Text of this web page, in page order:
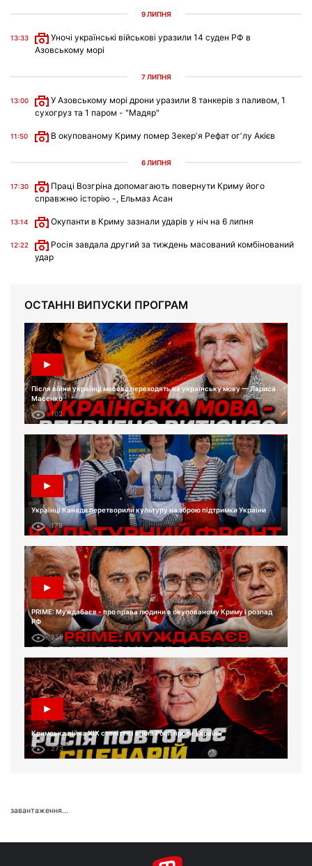
9 ЛИПНЯ
13:33
Уночі українські військові уразили 14 суден РФ в
Азовському морі
7 ЛИПНЯ
13:00
У Азовському морі дрони уразили 8 танкерів з паливом, 1
сухогруз та 1 паром - "Мадяр"
11:50 В окупованому Криму помер Зекерʼя Рефат огʼлу Акієв
6 ЛИПНЯ
17:30
Праці Возгріна допомагають повернути Криму його
справжню історію -, Ельмаз Асан
13:14 Окупанти в Криму зазнали ударів у ніч на 6 липня
12:22
Росія завдала другий за тиждень масований комбінований
удар
ОСТАННІ ВИПУСКИ ПРОГРАМ
Після війни українці масово переходять на українську мову — Лариса
Масенко
102
Українці Канади перетворили культуру на зброю підтримки України
179
PRIME: Муждабаєв - про права людини в окупованому Криму і розпад
РФ
259
Кримська війна XIX століття і війна Росії проти України
273
завантаження...